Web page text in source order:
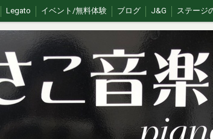
Legato イベント/無料体験 ブログ J&G ステージ